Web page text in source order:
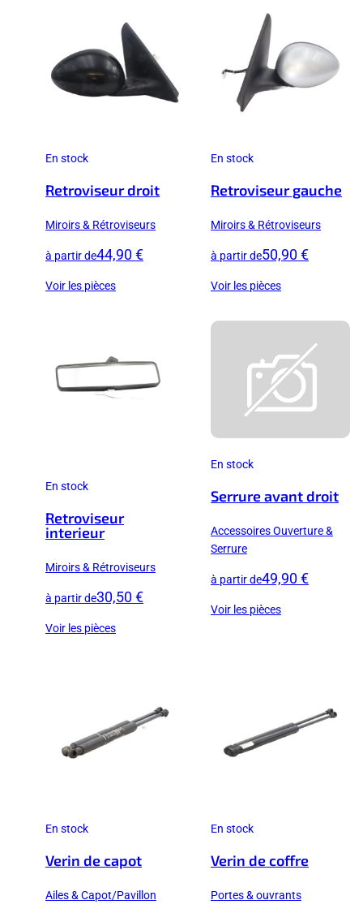
En stock
Retroviseur droit
Miroirs & Rétroviseurs
à partir de44,90 €
Voir les pièces
En stock
Retroviseur gauche
Miroirs & Rétroviseurs
à partir de50,90 €
Voir les pièces
En stock
Retroviseur
interieur
Miroirs & Rétroviseurs
à partir de30,50 €
Voir les pièces
En stock
Serrure avant droit
Accessoires Ouverture &
Serrure
à partir de49,90 €
Voir les pièces
En stock
Verin de capot
Ailes & Capot/Pavillon
En stock
Verin de coffre
Portes & ouvrants